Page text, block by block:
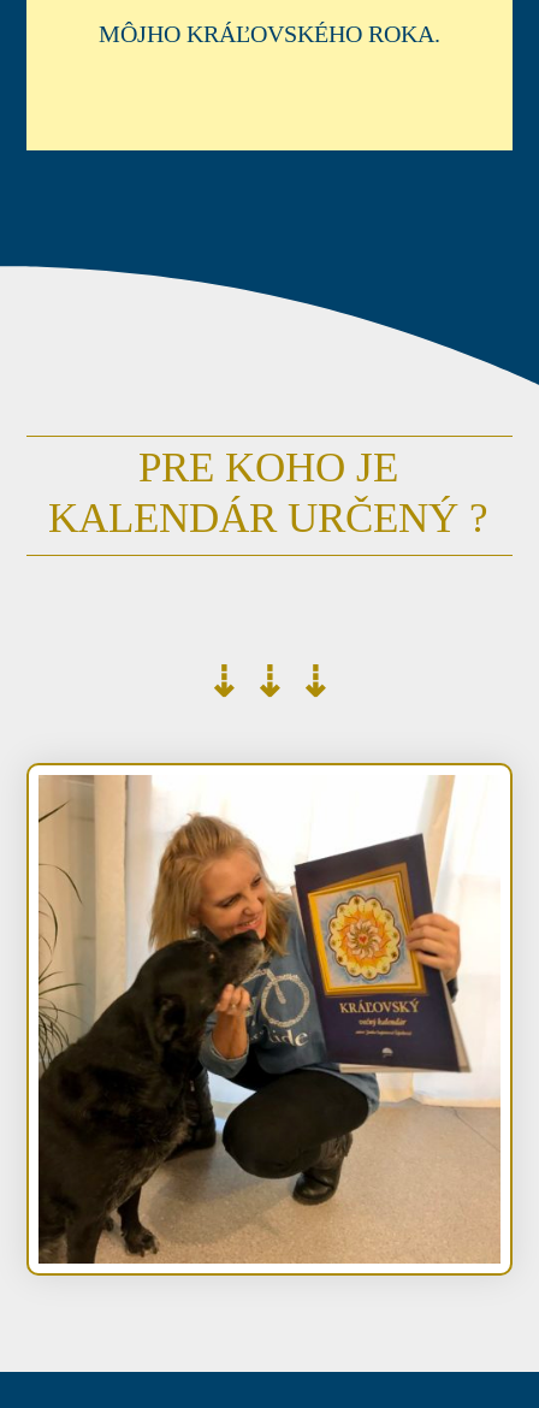
MÔJHO KRÁĽOVSKÉHO ROKA.
PRE KOHO JE
KALENDÁR URČENÝ ?
⇣ ⇣ ⇣